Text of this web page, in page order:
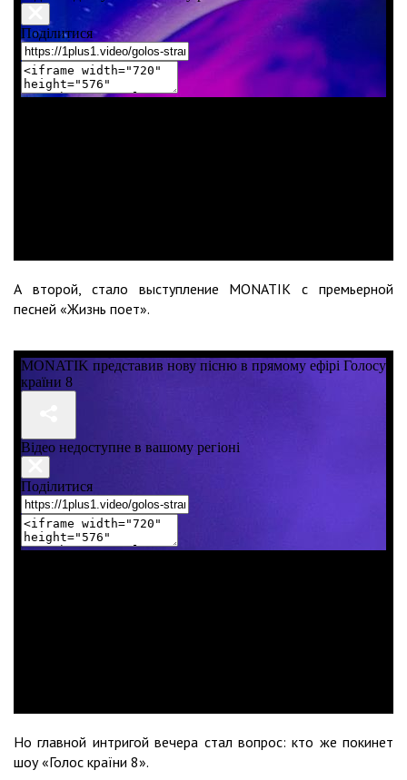
А второй, стало выступление MONATIK с премьерной
песней «Жизнь поет».
Но главной интригой вечера стал вопрос: кто же покинет
шоу «Голос країни 8».